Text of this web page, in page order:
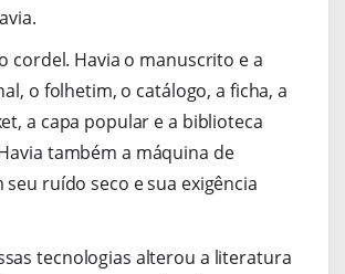
cordel. Havia o manuscrito e a
o folhetim, o catálogo, a ficha, a
a capa popular e a biblioteca
também a máquina de
seu ruído seco e sua exigência
tecnologias alterou a literatura